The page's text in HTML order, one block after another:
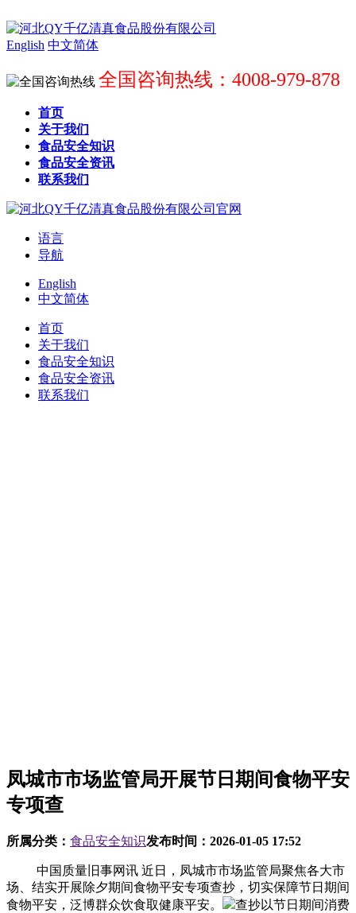
English 中文简体
全国咨询热线：4008-979-878
首页
关于我们
食品安全知识
食品安全资讯
联系我们
语言
导航
English
中文简体
首页
关于我们
食品安全知识
食品安全资讯
联系我们
凤城市市场监管局开展节日期间食物平安
专项查
所属分类： 食品安全知识发布时间： 2026-01-05 17:52
中国质量旧事网讯 近日，凤城市市场监管局聚焦各大市
场、结实开展除夕期间食物平安专项查抄，切实保障节日期间
食物平安，泛博群众饮食取健康平安。
查抄以节日期间消费